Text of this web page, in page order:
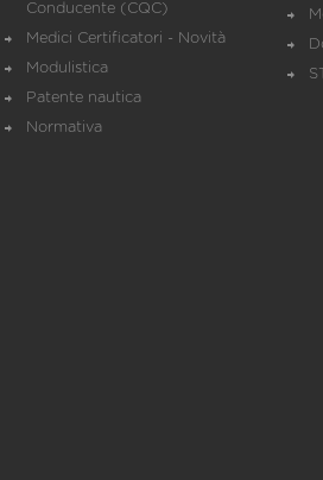
Conducente (CQC)
Medici Certificatori - Novità
Modulistica
Patente nautica
Normativa